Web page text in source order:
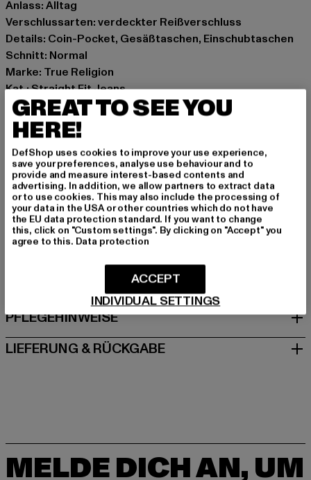
Anlass: Alltag
Verschlussarten: verdeckter Reißverschluss
Details: Coin-Pocket, Gesäßtaschen, Einschubtaschen
Schnitt: Normal
Marke: True Religion
Kat.: Straight Fit Jeans
Farbe: blau
Hersteller Farbe: damon dark wash
Materialzusammensetzung: 98% Baumwolle, 2%
Elasthan
Art.Nr: TR109155-23062
Hersteller: True Religion Brand Jeans Germany GmbH |
vertrieb@unifafashion.com
Großenbaumer Weg 11 | 40472 Düsseldorf | DE
GRÖSSE & PASSFORM
PFLEGEHINWEISE
LIEFERUNG & RÜCKGABE
MELDE DICH AN, UM
GREAT TO SEE YOU
HERE!
DefShop uses cookies to improve your use experience,
save your preferences, analyse use behaviour and to
provide and measure interest-based contents and
advertising. In addition, we allow partners to extract data
or to use cookies. This may also include the processing of
your data in the USA or other countries which do not have
the EU data protection standard. If you want to change
this, click on "Custom settings". By clicking on "Accept" you
agree to this. Data protection
INDIVIDUAL SETTINGS
ACCEPT